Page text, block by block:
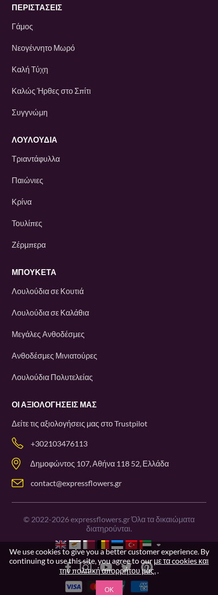
ΠΕΡΙΣΤΆΣΕΙΣ
Γάμος
Νεογέννητο Μωρό
Καλή Τύχη
Καλώς Ήρθες στο Σπίτι
Συγγνώμη
ΛΟΥΛΟΎΔΙΑ
Τριαντάφυλλα
Παιώνιες
Κρίνα
Τουλίπες
Ζέρμπερα
ΜΠΟΥΚΕΤΑ
Λουλούδια σε Κουτιά
Λουλούδια σε Καλάθια
Μεγάλες Ανθοδέσμες
Ανθοδέσμες Μινιατούρες
Λουλούδια Πολυτελείας
ΟΙ ΑΞΙΟΛΟΓΉΣΕΙΣ ΜΑΣ
Δείτε τις αξιολογήσεις μας στοTrustpilot
+302103476113
Δημοφώντος 107, Αθήνα 118 52, Ελλάδα
contact@expressflowers.gr
© 2022-2026expressflowers.gr Όλα τα δικαιώματα
διατηρούνται.
We use cookies to give you a better customer experience. By
continuing to use this site, you agree to our με τα cookies και
την πολιτική απορρήτου μας..
OK